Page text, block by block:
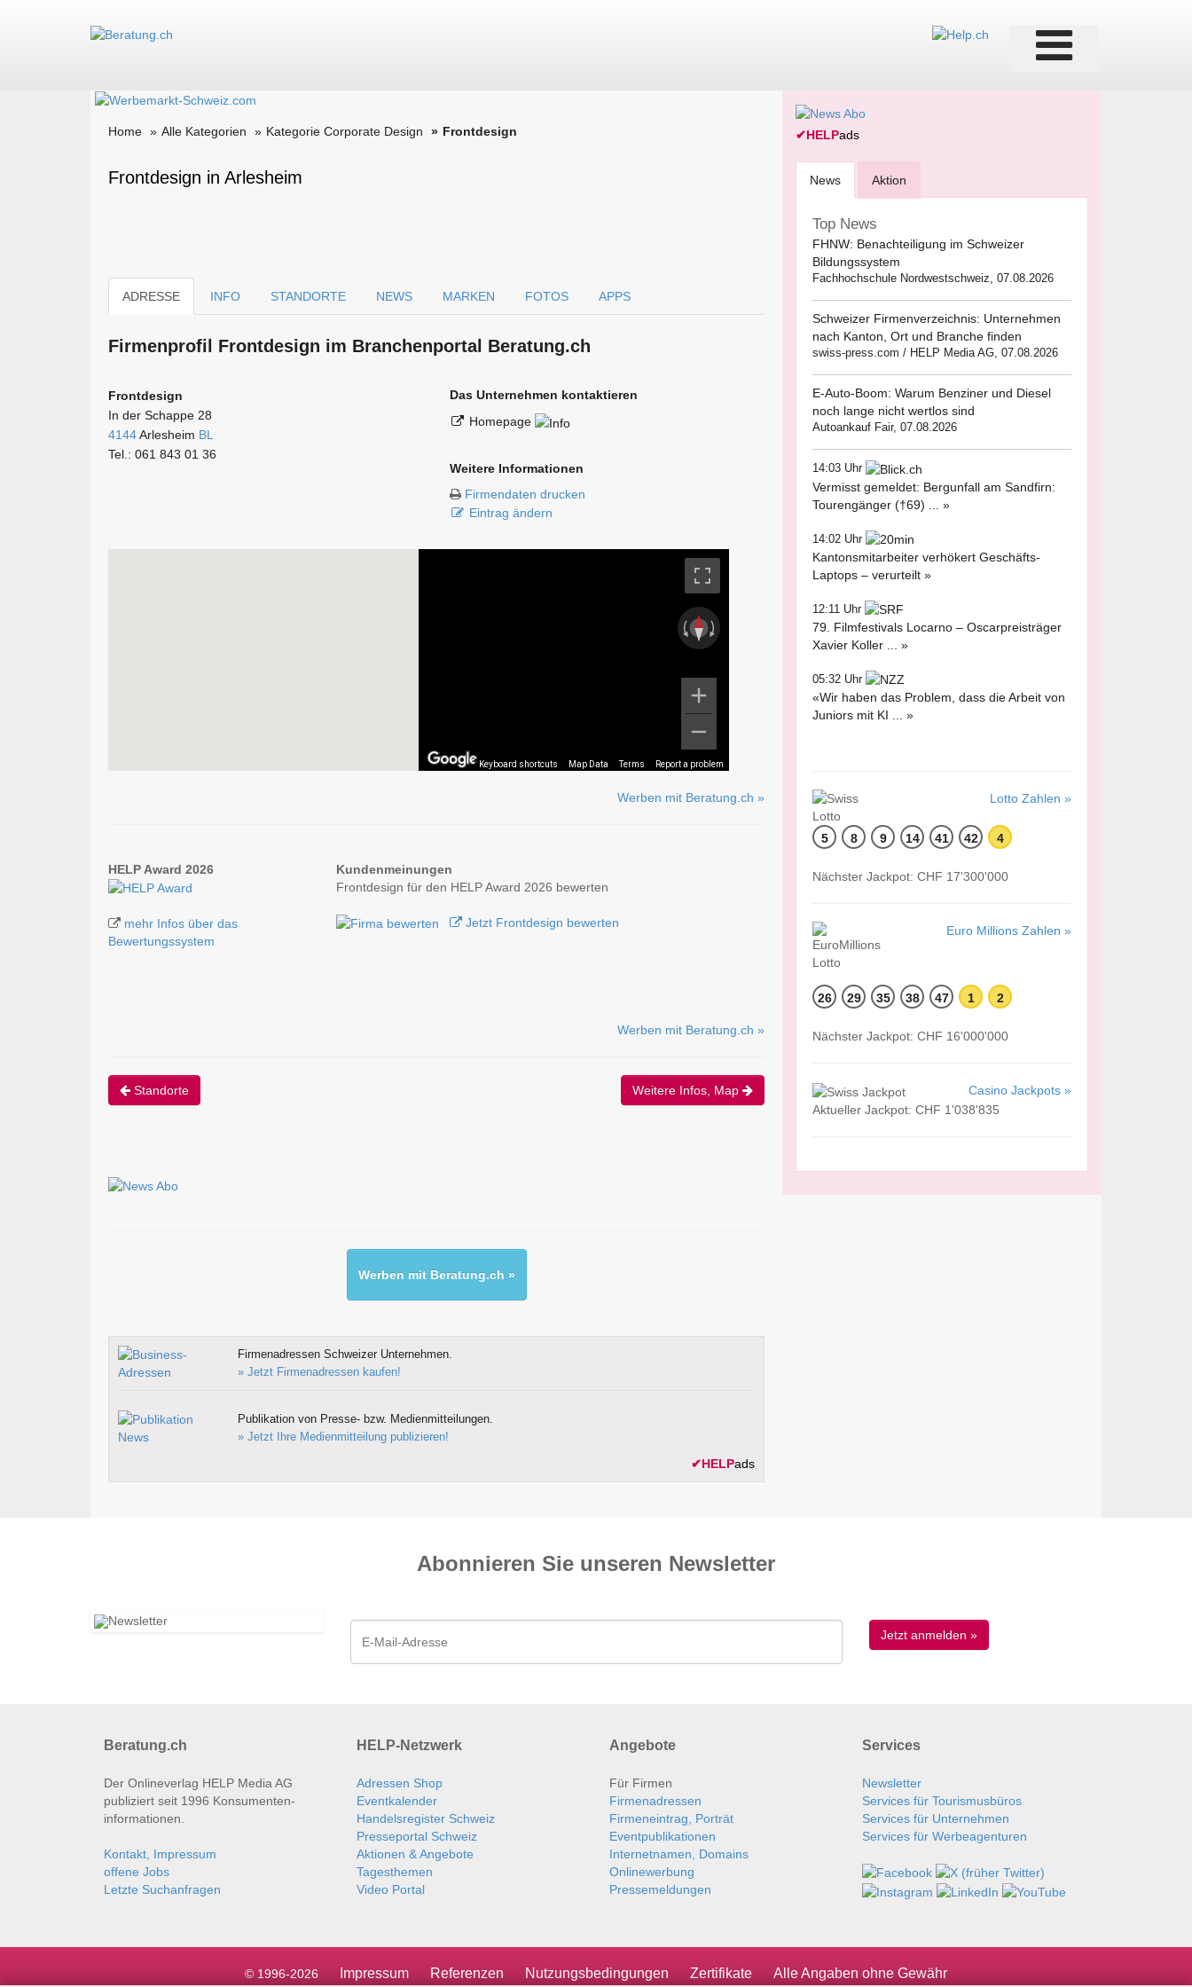
Home Alle Kategorien Kategorie Corporate Design Frontdesign
Frontdesign in Arlesheim
ADRESSE INFO STANDORTE NEWS MARKEN FOTOS APPS
Firmen­profil Frontdesign im Branchen­portal Beratung.ch
Frontdesign
In der Schappe 28
4144Arlesheim BL
Tel.: 061 843 01 36
Das Unternehmen kontaktieren
Homepage
Weitere Informationen
Firmendaten drucken
Eintrag ändern
Keyboard shortcuts Map Data Terms Report a problem
Werben mit Beratung.ch »
HELP Award 2026
mehr Infos über das
Bewertungssystem
Kundenmeinungen
Frontdesign für den HELP Award 2026 bewerten
Jetzt Frontdesign bewerten
Werben mit Beratung.ch »
Standorte Weitere Infos, Map
Werben mit Beratung.ch »
Firmenadressen Schweizer Unternehmen.
» Jetzt Firmenadressen kaufen!
Publikation von Presse- bzw. Medienmitteilungen.
» Jetzt Ihre Medienmitteilung publizieren!
✔HELPads
✔HELPads
News Aktion
Top News
FHNW: Benachteiligung im Schweizer
Bildungssystem
Fachhochschule Nordwestschweiz, 07.08.2026
Schweizer Firmenverzeichnis: Unternehmen
nach Kanton, Ort und Branche finden
swiss-press.com / HELP Media AG, 07.08.2026
E-Auto-Boom: Warum Benziner und Diesel
noch lange nicht wertlos sind
Autoankauf Fair, 07.08.2026
14:03 Uhr
Vermisst gemeldet: Bergunfall am Sandfirn:
Tourengänger (†69) ... »
14:02 Uhr
Kantonsmitarbeiter verhökert Geschäfts-
Laptops – verurteilt »
12:11 Uhr
79. Filmfestivals Locarno – Oscarpreisträger
Xavier Koller ... »
05:32 Uhr
«Wir haben das Problem, dass die Arbeit von
Juniors mit KI ... »
Lotto Zahlen »
5 8 9 14 41 42 4
Nächster Jackpot: CHF 17'300'000
Euro Millions Zahlen »
26 29 35 38 47 1 2
Nächster Jackpot: CHF 16'000'000
Casino Jackpots »
Aktueller Jackpot: CHF 1'038'835
Abonnieren Sie unseren News­letter
Beratung.ch
Der Onlineverlag HELP Media AG
publiziert seit 1996 Konsumenten­
informationen.
Kontakt, Impressum
offene Jobs
Letzte Suchanfragen
HELP-Netzwerk
Adressen Shop
Eventkalender
Handelsregister Schweiz
Presseportal Schweiz
Aktionen & Angebote
Tagesthemen
Video Portal
Angebote
Für Firmen
Firmenadressen
Firmeneintrag, Porträt
Eventpublikationen
Internetnamen, Domains
Onlinewerbung
Pressemeldungen
Services
Newsletter
Services für Tourismusbüros
Services für Unternehmen
Services für Werbeagenturen
© 1996-2026 Impressum Referenzen Nutzungsbedingungen Zertifikate Alle Angaben ohne Gewähr